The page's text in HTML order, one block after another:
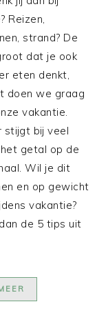
Reizen,
strand? De
dat je ook
eten denkt,
doen we graag
vakantie.
stijgt bij veel
getal op de
Wil je dit
en op gewicht
vakantie?
de 5 tips uit